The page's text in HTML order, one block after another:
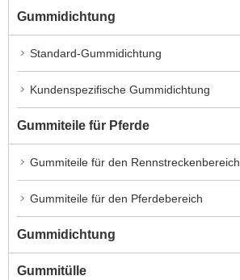
Gummidichtung
Standard-Gummidichtung
Kundenspezifische Gummidichtung
Gummiteile für Pferde
Gummiteile für den Rennstreckenbereich
Gummiteile für den Pferdebereich
Gummidichtung
Gummitülle